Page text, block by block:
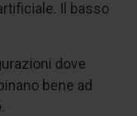
Il basso
dove
bene ad
.